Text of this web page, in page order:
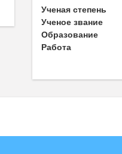
Ученая степень
Ученое звание
Образование
Работа